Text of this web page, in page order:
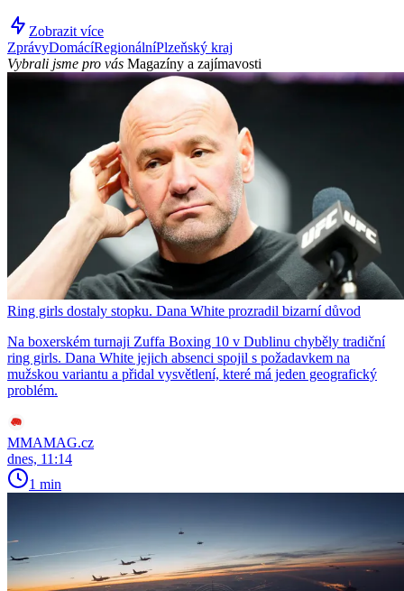
Zobrazit více
ZprávyDomácíRegionálníPlzeňský kraj
Vybrali jsme pro vás Magazíny a zajímavosti
Ring girls dostaly stopku. Dana White prozradil bizarní důvod
Na boxerském turnaji Zuffa Boxing 10 v Dublinu chyběly tradiční
ring girls. Dana White jejich absenci spojil s požadavkem na
mužskou variantu a přidal vysvětlení, které má jeden geografický
problém.
MMAMAG.cz
dnes, 11:14
1 min